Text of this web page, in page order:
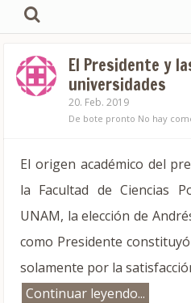
El Presidente y
universidades
20. Feb. 2019
De bote pronto No hay
El origen académico del
la Facultad de Ciencias
UNAM, la elección de
como Presidente
solamente por la
Continuar leyendo...